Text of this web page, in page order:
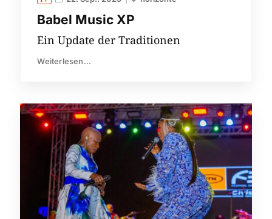
Babel Music XP
Ein Update der Traditionen
Weiterlesen...